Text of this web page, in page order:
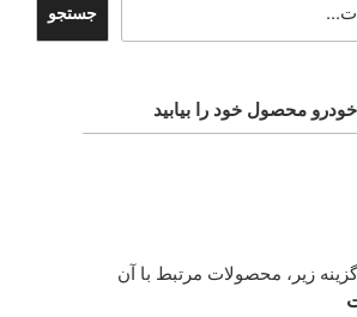
جستجو
محصول خود را بیابید
زیر، محصولات مرتبط با آن